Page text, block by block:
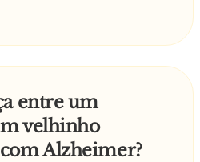
entre um
velhinho
Alzheimer?